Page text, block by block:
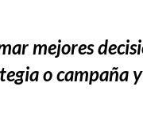
mejores
o campaña